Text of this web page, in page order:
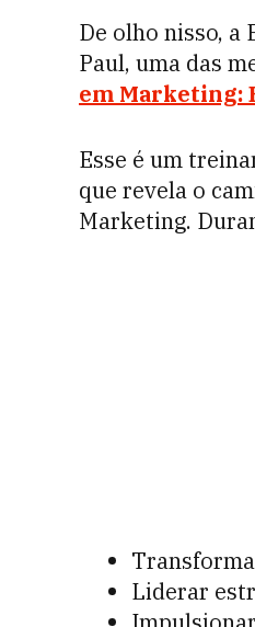
De olho nisso, a
Paul, uma das
em Marketing:
Esse é um
que revela o
Marketing.
Liderar